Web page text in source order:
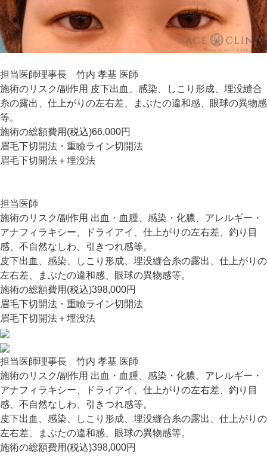
担当医師理事長 竹内 孝基 医師
施術のリスク/副作用 皮下出血、感染、しこり形成、埋没縫合
糸の露出、仕上がりの左右差、まぶたの違和感、眼球の異物感
等。
施術の総額費用(税込)66,000円
眉毛下切開法・重瞼ライン切開法
眉毛下切開法＋埋没法
担当医師
施術のリスク/副作用 出血・血腫、感染・化膿、アレルギー・
アナフィラキシー、ドライアイ、仕上がりの左右差、釣り目
感、不自然なしわ、引きつれ感等。
皮下出血、感染、しこり形成、埋没縫合糸の露出、仕上がりの
左右差、まぶたの違和感、眼球の異物感等。
施術の総額費用(税込)398,000円
眉毛下切開法・重瞼ライン切開法
眉毛下切開法＋埋没法
担当医師理事長 竹内 孝基 医師
施術のリスク/副作用 出血・血腫、感染・化膿、アレルギー・
アナフィラキシー、ドライアイ、仕上がりの左右差、釣り目
感、不自然なしわ、引きつれ感等。
皮下出血、感染、しこり形成、埋没縫合糸の露出、仕上がりの
左右差、まぶたの違和感、眼球の異物感等。
施術の総額費用(税込)398,000円